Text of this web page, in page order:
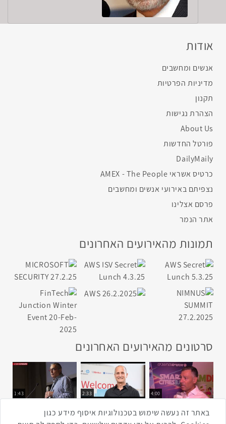
אודות
אנשים ומחשבים
מדיניות הפרטיות
תקנון
הצהרת נגישות
About Us
פורטל החדשות
DailyMaily
כרטיס אשראי AMEX - The People
נצפיתם באירועי אנשים ומחשבים
פרסם אצלינו
אתר הנמר
תמונות מהאירועים האחרונים
סרטונים מהאירועים האחרונים
4:00
2:33
1:43
באתר זה נעשה שימוש בטכנולוגיות איסוף מידע כגון